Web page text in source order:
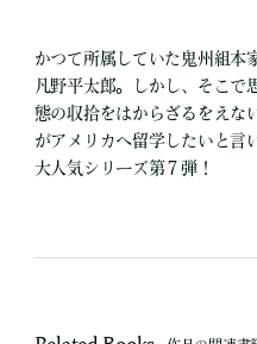
かつて所属していた鬼州組本
凡野平太郎。しかし、そこで
態の収拾をはからざるをえな
がアメリカへ留学したいと
大人気シリーズ第７弾！